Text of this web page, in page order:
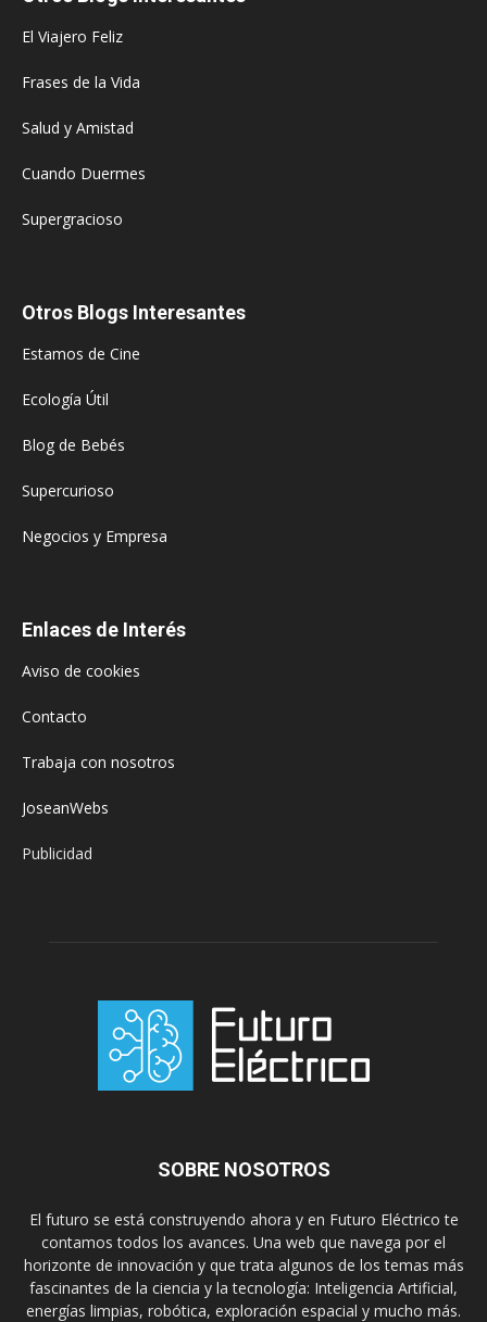
El Viajero Feliz
Frases de la Vida
Salud y Amistad
Cuando Duermes
Supergracioso
Otros Blogs Interesantes
Estamos de Cine
Ecología Útil
Blog de Bebés
Supercurioso
Negocios y Empresa
Enlaces de Interés
Aviso de cookies
Contacto
Trabaja con nosotros
JoseanWebs
Publicidad
SOBRE NOSOTROS
El futuro se está construyendo ahora y en Futuro Eléctrico te
contamos todos los avances. Una web que navega por el
horizonte de innovación y que trata algunos de los temas más
fascinantes de la ciencia y la tecnología: Inteligencia Artificial,
energías limpias, robótica, exploración espacial y mucho más.